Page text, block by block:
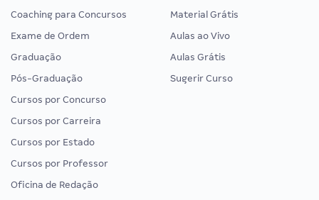
Coaching para Concursos
Exame de Ordem
Graduação
Pós-Graduação
Cursos por Concurso
Cursos por Carreira
Cursos por Estado
Cursos por Professor
Oficina de Redação
Material Grátis
Aulas ao Vivo
Aulas Grátis
Sugerir Curso